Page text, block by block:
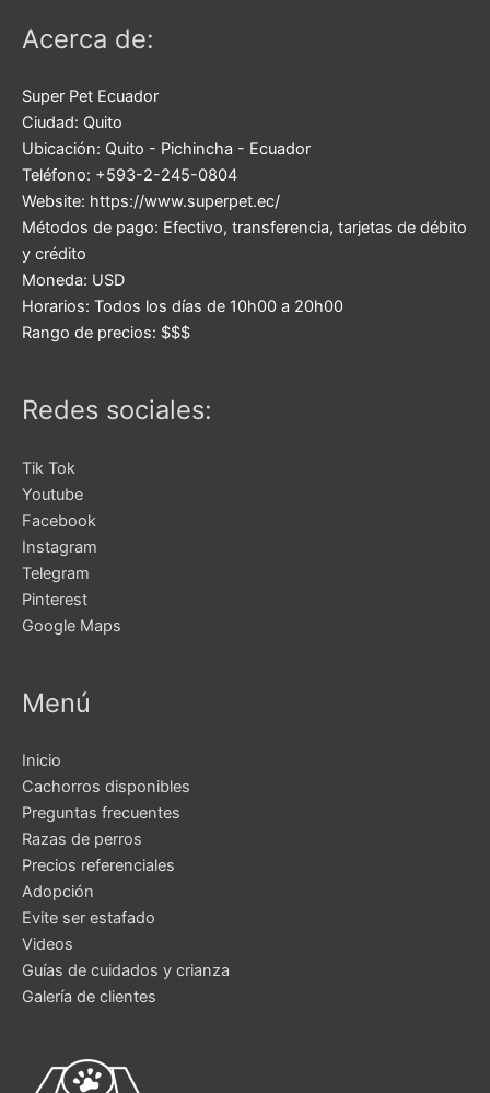
Acerca de:
Super Pet Ecuador
Ciudad: Quito
Ubicación: Quito - Pichincha - Ecuador
Teléfono: +593-2-245-0804
Website: https://www.superpet.ec/
Métodos de pago: Efectivo, transferencia, tarjetas de débito
y crédito
Moneda: USD
Horarios: Todos los días de 10h00 a 20h00
Rango de precios: $$$
Redes sociales:
Tik Tok
Youtube
Facebook
Instagram
Telegram
Pinterest
Google Maps
Menú
Inicio
Cachorros disponibles
Preguntas frecuentes
Razas de perros
Precios referenciales
Adopción
Evite ser estafado
Videos
Guías de cuidados y crianza
Galería de clientes